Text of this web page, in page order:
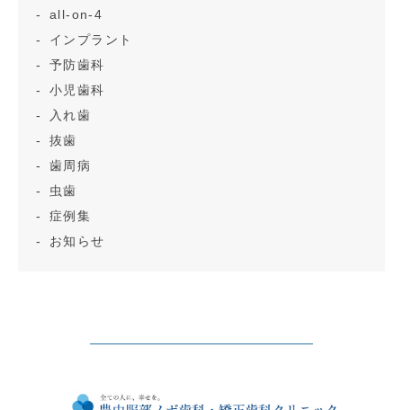
all-on-4
インプラント
予防歯科
小児歯科
入れ歯
抜歯
歯周病
虫歯
症例集
お知らせ